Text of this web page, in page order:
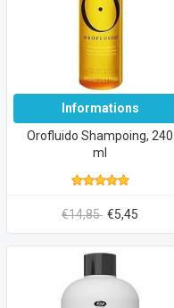
Informations
Orofluido Shampoing, 240
ml
€14,85 €5,45